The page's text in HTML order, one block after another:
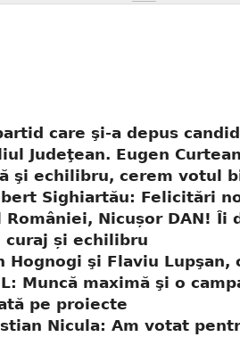
care şi-a depus
Judeţean. Eugen
şi echilibru, cerem votul
Sighiartău: Felicitări
României, Nicușor DAN! Îi
și echilibru
Hognogi şi Flaviu Lupşan,
Muncă maximă şi o
pe proiecte
Nicula: Am votat